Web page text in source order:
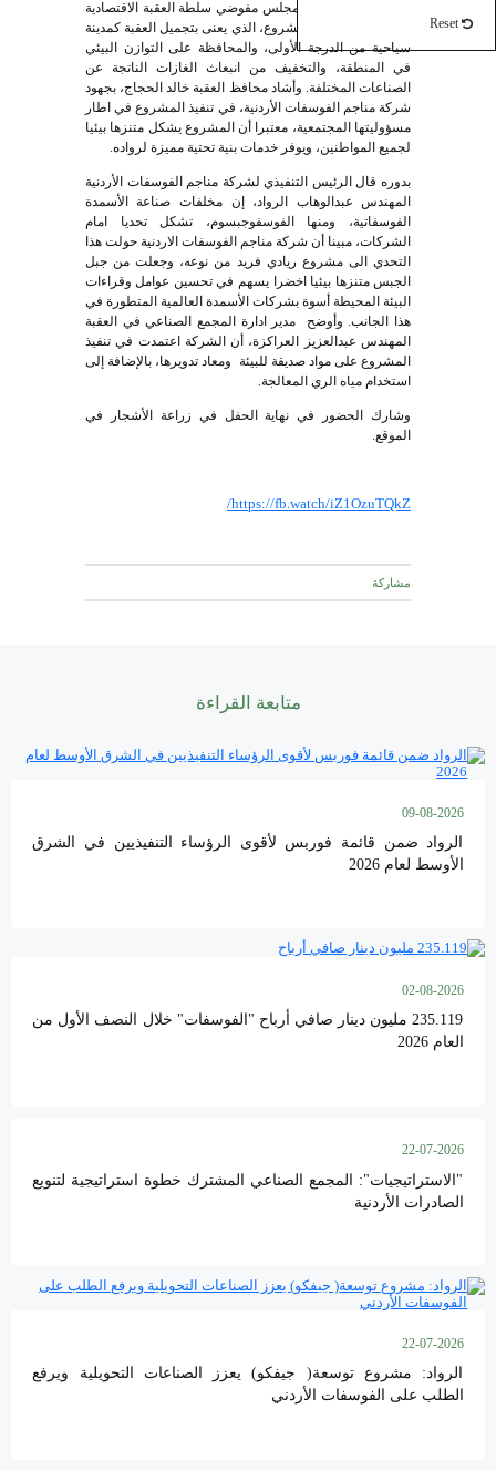
Reset
من جانبه، أكد رئيس مجلس مفوضي سلطة العقبة الاقتصادية
نايف الفايز، أهمية المشروع، الذي يعنى بتجميل العقبة كمدينة
سياحية من الدرجة الأولى، والمحافظة على التوازن البيئي
في المنطقة، والتخفيف من انبعاث الغازات الناتجة عن
الصناعات المختلفة. وأشاد محافظ العقبة خالد الحجاج، بجهود
شركة مناجم الفوسفات الأردنية، في تنفيذ المشروع في اطار
مسؤوليتها المجتمعية، معتبرا أن المشروع يشكل متنزها بيئيا
لجميع المواطنين، ويوفر خدمات بنية تحتية مميزة لرواده.
بدوره قال الرئيس التنفيذي لشركة مناجم الفوسفات الأردنية
المهندس عبدالوهاب الرواد، إن مخلفات صناعة الأسمدة
الفوسفاتية، ومنها الفوسفوجبسوم، تشكل تحديا امام
الشركات، مبينا أن شركة مناجم الفوسفات الاردنية حولت هذا
التحدي الى مشروع ريادي فريد من نوعه، وجعلت من جبل
الجبس متنزها بيئيا اخضرا يسهم في تحسين عوامل وقراءات
البيئة المحيطة أسوة بشركات الأسمدة العالمية المتطورة في
هذا الجانب. وأوضح مدير ادارة المجمع الصناعي في العقبة
المهندس عبدالعزيز العراكزة، أن الشركة اعتمدت في تنفيذ
المشروع على مواد صديقة للبيئة ومعاد تدويرها، بالإضافة إلى
استخدام مياه الري المعالجة.
وشارك الحضور في نهاية الحفل في زراعة الأشجار في
الموقع.
https://fb.watch/iZ1OzuTQkZ/
مشاركة
متابعة القراءة
09-08-2026
الرواد ضمن قائمة فوربس لأقوى الرؤساء التنفيذيين في الشرق
الأوسط لعام 2026
02-08-2026
235.119 مليون دينار صافي أرباح "الفوسفات" خلال النصف الأول من
العام 2026
22-07-2026
"الاستراتيجيات": المجمع الصناعي المشترك خطوة استراتيجية لتنويع
الصادرات الأردنية
22-07-2026
الرواد: مشروع توسعة( جيفكو) يعزز الصناعات التحويلية ويرفع
الطلب على الفوسفات الأردني